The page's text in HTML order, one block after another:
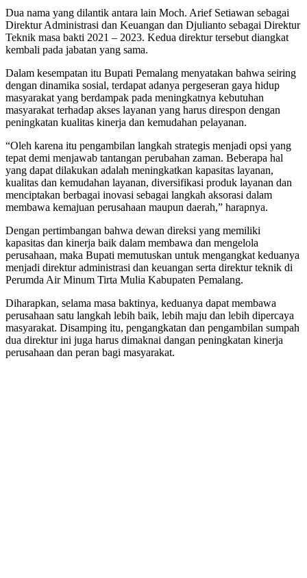
Dua nama yang dilantik antara lain Moch. Arief Setiawan sebagai
Direktur Administrasi dan Keuangan dan Djulianto sebagai Direktur
Teknik masa bakti 2021 – 2023. Kedua direktur tersebut diangkat
kembali pada jabatan yang sama.
Dalam kesempatan itu Bupati Pemalang menyatakan bahwa seiring
dengan dinamika sosial, terdapat adanya pergeseran gaya hidup
masyarakat yang berdampak pada meningkatnya kebutuhan
masyarakat terhadap akses layanan yang harus direspon dengan
peningkatan kualitas kinerja dan kemudahan pelayanan.
“Oleh karena itu pengambilan langkah strategis menjadi opsi yang
tepat demi menjawab tantangan perubahan zaman. Beberapa hal
yang dapat dilakukan adalah meningkatkan kapasitas layanan,
kualitas dan kemudahan layanan, diversifikasi produk layanan dan
menciptakan berbagai inovasi sebagai langkah aksorasi dalam
membawa kemajuan perusahaan maupun daerah,” harapnya.
Dengan pertimbangan bahwa dewan direksi yang memiliki
kapasitas dan kinerja baik dalam membawa dan mengelola
perusahaan, maka Bupati memutuskan untuk mengangkat keduanya
menjadi direktur administrasi dan keuangan serta direktur teknik di
Perumda Air Minum Tirta Mulia Kabupaten Pemalang.
Diharapkan, selama masa baktinya, keduanya dapat membawa
perusahaan satu langkah lebih baik, lebih maju dan lebih dipercaya
masyarakat. Disamping itu, pengangkatan dan pengambilan sumpah
dua direktur ini juga harus dimaknai dangan peningkatan kinerja
perusahaan dan peran bagi masyarakat.